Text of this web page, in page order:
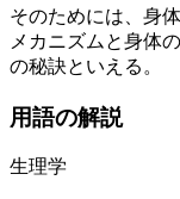
そのためには、身
メカニズムと身体
の秘訣といえる。
用語の解説
生理学